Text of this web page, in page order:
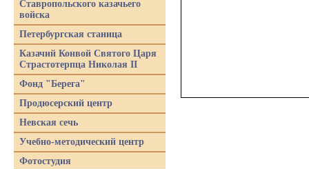
Ставропольского казачьего
войска
Петербургская станица
Казачий Конвой Святого Царя
Страстотерпца Николая II
Фонд "Берега"
Продюсерский центр
Невская сечь
Учебно-методический центр
Фотостудия